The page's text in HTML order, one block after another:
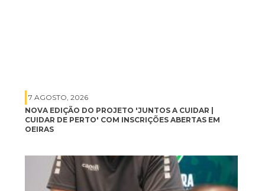
7 AGOSTO, 2026
NOVA EDIÇÃO DO PROJETO 'JUNTOS A CUIDAR |
CUIDAR DE PERTO' COM INSCRIÇÕES ABERTAS EM
OEIRAS